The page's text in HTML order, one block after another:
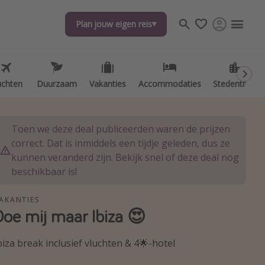
Plan jouw eigen reis
Duurzaam Vakanties Accommodaties Stedentrips
Plan jouw eigen reis
Duurzaam Vakanties Accommodaties Stedentrips
Toen we deze deal publiceerden waren de prijzen
correct. Dat is inmiddels een tijdje geleden, dus ze
kunnen veranderd zijn. Bekijk snel of deze deal nog
beschikbaar is!
mij maar Ibiza 😍
break inclusief vluchten & 4🌟-hotel